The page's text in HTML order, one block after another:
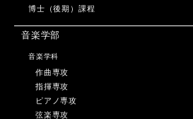
博士（後期）課程
音楽学部
音楽学科
作曲専攻
指揮専攻
ピアノ専攻
弦楽専攻